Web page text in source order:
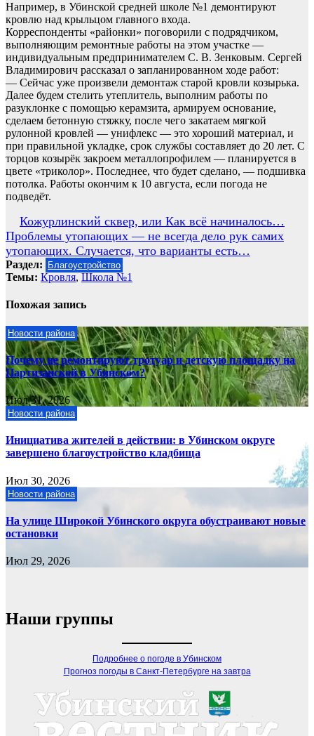
Например, в Убинской средней школе №1 демонтируют
кровлю над крыльцом главного входа.
Корреспонденты «районки» поговорили с подрядчиком,
выполняющим ремонтные работы на этом участке —
индивидуальным предпринимателем С. В. Зенковым. Сергей
Владимирович рассказал о запланированном ходе работ:
— Сейчас уже произвели демонтаж старой кровли козырька.
Далее будем стелить утеплитель, выполним работы по
разуклонке с помощью керамзита, армируем основание,
сделаем бетонную стяжку, после чего закатаем мягкой
рулонной кровлей — унифлекс — это хороший материал, и
при правильной укладке, срок службы составляет до 20 лет. С
торцов козырёк закроем металлопрофилем — планируется в
цвете «триколор». Последнее, что будет сделано, — подшивка
потолка. Работы окончим к 10 августа, если погода не
подведёт.
Навигация
по
записям
Кожурлинский сквер, или Как всё начиналось…
Проблемы утопающих — не всегда дело рук самих
утопающих. Случается, что варианты есть…
Раздел: Благоустройство
Темы: Кровля, Школа №1
Похожая запись
Новости района
Почему не ремонтируют тротуар и детскую площадку на
Партизанской в Убинском?
Июл 31, 2026
Новости района
Инициатива жителей в действии: в Убинском округе
завершено благоустройство кладбища
Июл 30, 2026
Новости района
На улице Широкой Убинского округа обустраивают новые
остановки
Июл 29, 2026
Наши группы
Подробнее о погоде в Убинском
Прогноз погоды в Санкт-Петербурге на завтра